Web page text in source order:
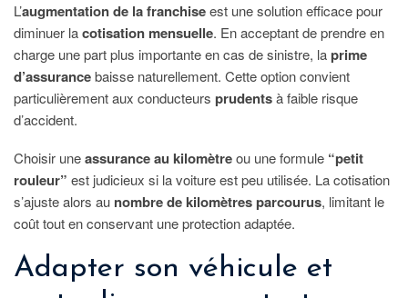
L’augmentation de la franchiseest une solution efficace pour
diminuer lacotisation mensuelle. En acceptant de prendre en
charge une part plus importante en cas de sinistre, laprime
d’assurancebaisse naturellement. Cette option convient
particulièrement aux conducteurs prudentsà faible risque
d’accident.
Choisir uneassurance au kilomètreou une formule “petit
rouleur” est judicieux si la voiture est peu utilisée. La cotisation
s’ajuste alors au nombre de kilomètres parcourus, limitant le
coût tout en conservant une protection adaptée.
Adapter son véhicule et